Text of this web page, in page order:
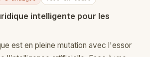
intelligente pour les
est en pleine mutation avec l'essor